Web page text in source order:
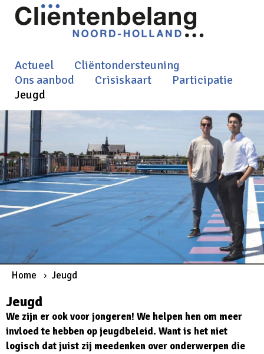
Actueel
Cliëntondersteuning
Ons aanbod
Crisiskaart
Participatie
Jeugd
Home Jeugd
Jeugd
We zijn er ook voor jongeren! We helpen hen om meer
invloed te hebben op jeugdbeleid. Want is het niet
logisch dat juist zij meedenken over onderwerpen die